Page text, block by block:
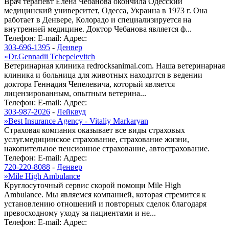
медицинский университет, Одесса, Украина в 1973 г. Она
работает в Денвере, Колорадо и специализируется на
внутренней медицине. Доктор Чебанова является ф...
Телефон: E-mail: Адрес:
303-696-1395 - Денвер
»Dr.Gennadii Tchepelevitch
Ветеринарная клиника redrocksanimal.com. Наша ветеринарная
клиника и больница для животных находится в ведении
доктора Геннадия Чепелевича, который является
лицензированным, опытным ветерина...
Телефон: E-mail: Адрес:
303-987-2026 - Лейквуд
»Best Insurance Agency - Vitaliy Markaryan
Страховая компания оказывает все виды страховых
услуг.медицинское страхование, страхование жизни,
накопительное пенсионное страхование, автострахование.
Телефон: E-mail: Адрес:
720-220-8088 - Денвер
»Mile High Ambulance
Круглосуточный сервис скорой помощи Mile High
Ambulance. Мы являемся компанией, которая стремится к
установлению отношений и повторных сделок благодаря
превосходному уходу за пациентами и не...
Телефон: E-mail: Адрес: